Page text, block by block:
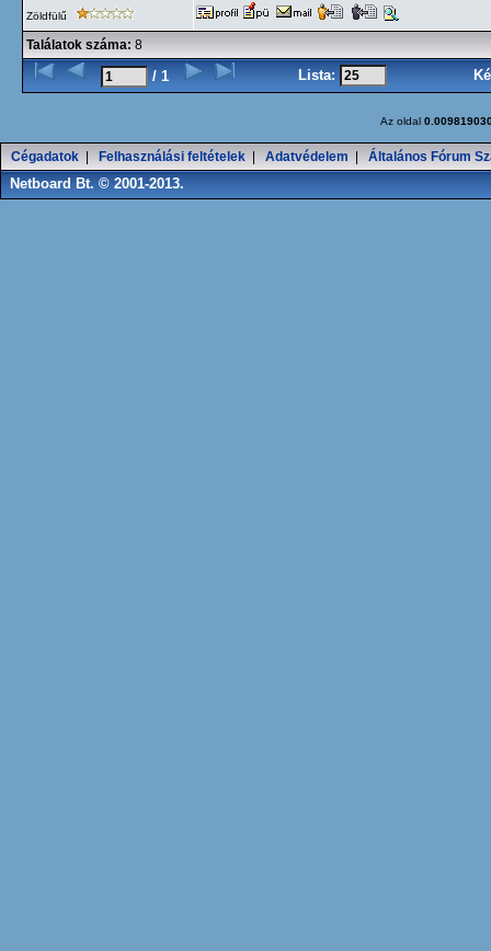
Zöldfülű
Találatok száma: 8
/ 1 Lista:
Az oldal
Cégadatok Felhasználási feltételek Adatvédelem Általános Fórum
Netboard Bt. © 2001-2013.